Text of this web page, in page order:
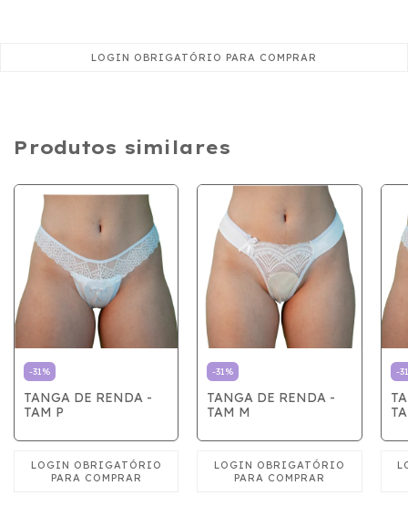
Produtos similares
-31%
TANGA DE RENDA -
TAM P
-31%
TANGA DE RENDA -
TAM M
-31